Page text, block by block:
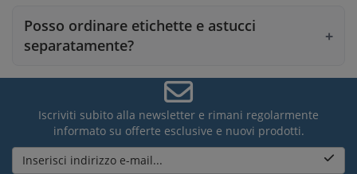
Posso ordinare etichette e astucci
separatamente?
Iscriviti subito alla newsletter e rimani regolarmente
informato su offerte esclusive e nuovi prodotti.
Inserisci indirizzo e-mail...